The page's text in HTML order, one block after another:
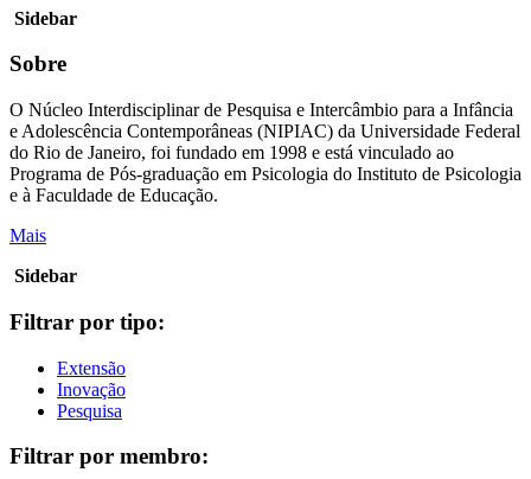
Sidebar
Sobre
O Núcleo Interdisciplinar de Pesquisa e Intercâmbio para a Infância
e Adolescência Contemporâneas (NIPIAC) da Universidade Federal
do Rio de Janeiro, foi fundado em 1998 e está vinculado ao
Programa de Pós-graduação em Psicologia do Instituto de Psicologia
e à Faculdade de Educação.
Mais
Sidebar
Filtrar por tipo:
Extensão
Inovação
Pesquisa
Filtrar por membro: